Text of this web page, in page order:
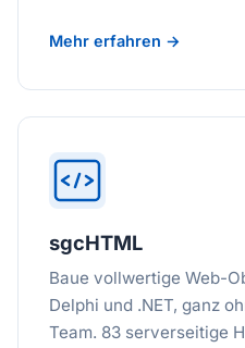
Mehr erfahren →
sgcHTML
Baue vollwertige Web-
Delphi und .NET, ganz
Team. 83 serverseitige